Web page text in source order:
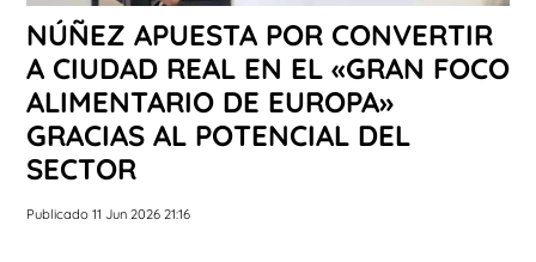
NÚÑEZ APUESTA POR CONVERTIR
A CIUDAD REAL EN EL «GRAN FOCO
ALIMENTARIO DE EUROPA»
GRACIAS AL POTENCIAL DEL
SECTOR
Publicado 11 Jun 2026 21:16